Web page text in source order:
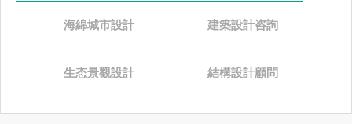
海綿城市設計 建築設計咨詢
生态景觀設計 結構設計顧問